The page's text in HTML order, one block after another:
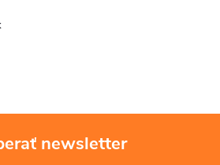
newsletter